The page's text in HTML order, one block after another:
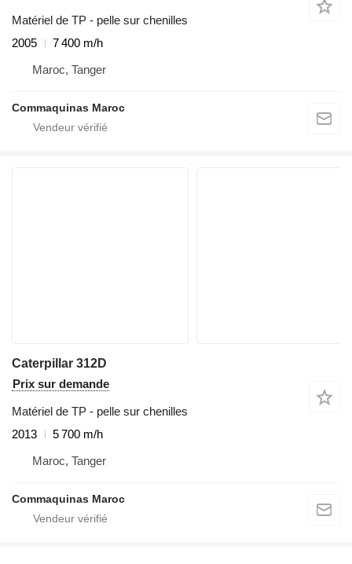
Matériel de TP - pelle sur chenilles
2005
7 400 m/h
Maroc, Tanger
Commaquinas Maroc
Caterpillar 312D
Prix sur demande
Matériel de TP - pelle sur chenilles
2013
5 700 m/h
Maroc, Tanger
Commaquinas Maroc